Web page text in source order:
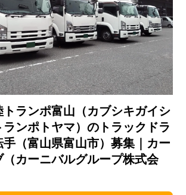
ランポ富山（カブシキガイシ
ンポトヤマ）のトラックドラ
手（富山県富山市）募集｜カー
（カーニバルグループ株式会